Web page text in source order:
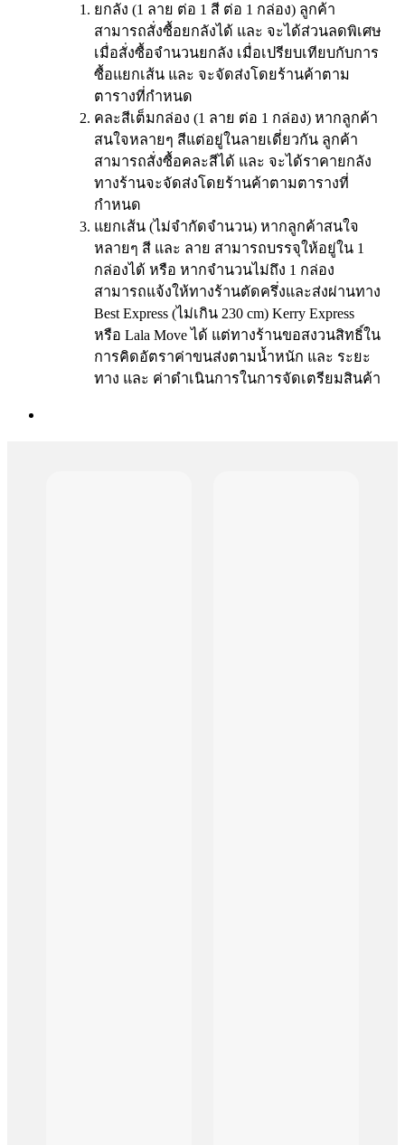
ยกลัง (1 ลาย ต่อ 1 สี ต่อ 1 กล่อง) ลูกค้า
สามารถสั่งซื้อยกลังได้ และ จะได้ส่วนลดพิเศษ
เมื่อสั่งซื้อจำนวนยกลัง เมื่อเปรียบเทียบกับการ
ซื้อแยกเส้น และ จะจัดส่งโดยร้านค้าตาม
ตารางที่กำหนด
คละสีเต็มกล่อง (1 ลาย ต่อ 1 กล่อง) หากลูกค้า
สนใจหลายๆ สีแต่อยู่ในลายเดี่ยวกัน ลูกค้า
สามารถสั่งซื้อคละสีได้ และ จะได้ราคายกลัง
ทางร้านจะจัดส่งโดยร้านค้าตามตารางที่
กำหนด
แยกเส้น (ไม่จำกัดจำนวน) หากลูกค้าสนใจ
หลายๆ สี และ ลาย สามารถบรรจุให้อยู่ใน 1
กล่องได้ หรือ หากจำนวนไม่ถึง 1 กล่อง
สามารถแจ้งให้ทางร้านตัดครึ่งและส่งผ่านทาง
Best Express (ไม่เกิน 230 cm) Kerry Express
หรือ Lala Move ได้ แต่ทางร้านขอสงวนสิทธิ์ใน
การคิดอัตราค่าขนส่งตามน้ำหนัก และ ระยะ
ทาง และ ค่าดำเนินการในการจัดเตรียมสินค้า